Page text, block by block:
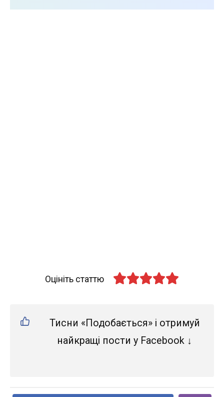
Оцініть статтю
Тисни «Подобається» і отримуй
найкращі пости у Facebook ↓